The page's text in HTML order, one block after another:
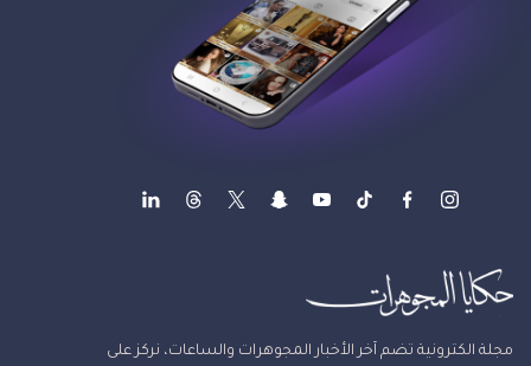
مجلة الكترونية تضم آخر الأخبار المجوهرات والساعات، نركز على